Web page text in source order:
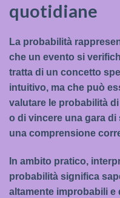
quotidiane
La probabilità
che un evento si
tratta di un concetto
intuitivo, ma che può
valutare le probabilità
o di vincere una gara
una comprensione
In ambito pratico,
probabilità significa
altamente improbabili